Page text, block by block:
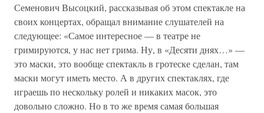
Семенович Высоцкий, рассказывая об этом спектакле на
своих концертах, обращал внимание слушателей на
следующее: «Самое интересное — в театре не
гримируются, у нас нет грима. Ну, в «Десяти днях…» —
это маски, это вообще спектакль в гротеске сделан, там
маски могут иметь место. А в других спектаклях, где
играешь по нескольку ролей и никаких масок, это
довольно сложно. Но в то же время самая большая